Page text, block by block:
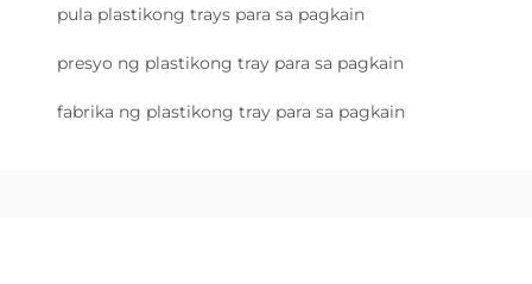
pula plastikong trays para sa pagkain
presyo ng plastikong tray para sa pagkain
fabrika ng plastikong tray para sa pagkain